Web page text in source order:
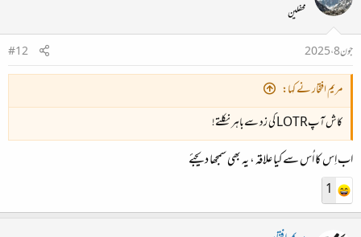
محفلین
جون 8، 2025
#12
مریم افتخار نے کہا:
کاش آپLOTR کی زد سےباہر نکلتے!
اب اِس کا اُس سے کیا علاقہ ، یہ بھی سمجھا دیجئے
1